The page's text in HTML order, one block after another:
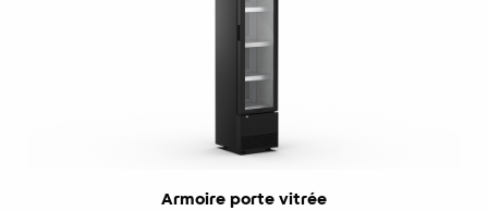
Armoire porte vitrée